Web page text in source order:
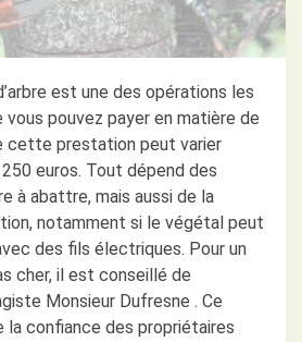
est une des opérations les
pouvez payer en matière de
cette prestation peut varier
euros. Tout dépend des
à abattre, mais aussi de la
notamment si le végétal peut
des fils électriques. Pour un
cher, il est conseillé de
Monsieur Dufresne . Ce
la confiance des propriétaires